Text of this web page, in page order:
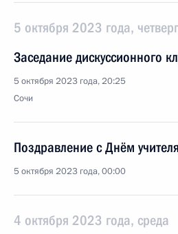
5 октября 2023 года, четверг
Заседание дискуссионного
5 октября 2023 года, 20:25
Сочи
Поздравление с Днём учителя
5 октября 2023 года, 00:00
4 октября 2023 года, среда